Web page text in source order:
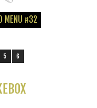
MENU #32
5 6